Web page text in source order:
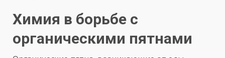
Химия в борьбе с
органическими пятнами